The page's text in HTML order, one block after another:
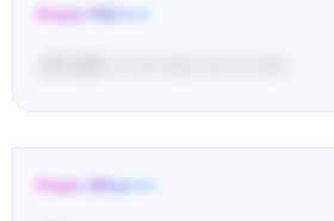
From: FAC•••••
From: Wha•••••